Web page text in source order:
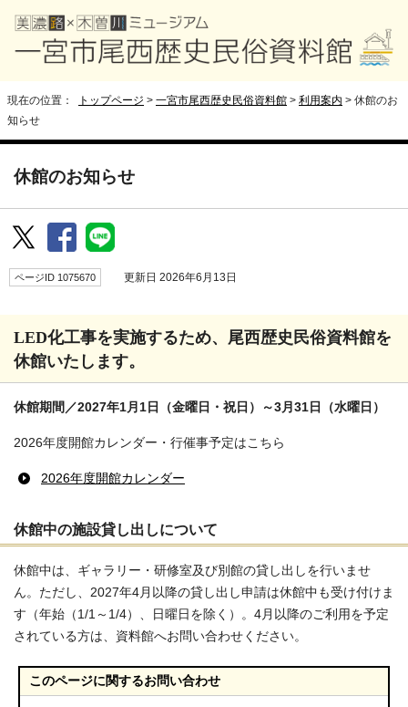
現在の位置： トップページ > 一宮市尾西歴史民俗資料館 > 利用案内 > 休館のお
知らせ
休館のお知らせ
ページID 1075670 更新日 2026年6月13日
LED化工事を実施するため、尾西歴史民俗資料館を
休館いたします。
休館期間／2027年1月1日（金曜日・祝日）～3月31日（水曜日）
2026年度開館カレンダー・行催事予定はこちら
2026年度開館カレンダー
休館中の施設貸し出しについて
休館中は、ギャラリー・研修室及び別館の貸し出しを行いませ
ん。ただし、2027年4月以降の貸し出し申請は休館中も受け付けま
す（年始（1/1～1/4）、日曜日を除く）。4月以降のご利用を予定
されている方は、資料館へお問い合わせください。
このページに関するお問い合わせ